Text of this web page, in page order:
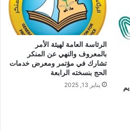
الرئاسة العامة لهيئة الأمر
بالمعروف والنهي عن المنكر
تشارك في مؤتمر ومعرض خدمات
الحج بنسخته الرابعة
يناير 13, 2025